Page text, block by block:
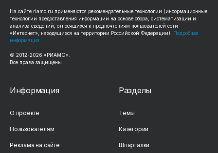
На сайте riamo.ru применяются рекомендательные технологии (информационные
технологии предоставления информации на основе сбора, систематизации и
анализа сведений, относящихся к предпочтениям пользователей сети
«Интернет», находящихся на территории Российской Федерации). Подробная
информация
© 2012-2026 «РИАМО».
Все права защищены
Информация
О проекте
Пользователям
Реклама на сайте
Разделы
Темы
Категории
Шпаргалки